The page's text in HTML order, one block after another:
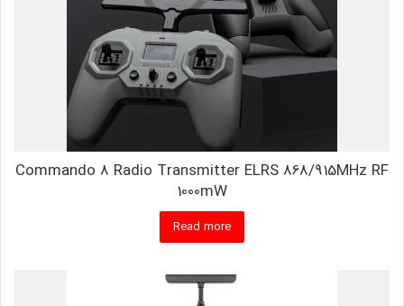
Commando 8 Radio Transmitter ELRS 868/915MHz RF
1000mW
Read more